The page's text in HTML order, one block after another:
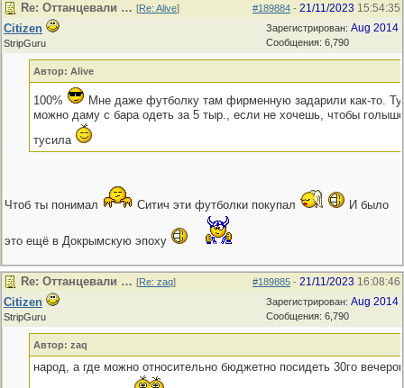
#189884 - 21/11/2023 15:54:35
Re: Оттанцевали … [Re: Alive]
Зарегистрирован: Aug 2014
Сообщения: 6,790
Citizen
StripGuru
Автор: Alive
100%
Мне даже футболку там фирменную задарили как-то.
можно даму с бара одеть за 5 тыр., если не хочешь, чтобы
тусила
Чтоб ты понимал Ситич эти футболки покупал И было
это ещё в Докрымскую эпоху
#189885 - 21/11/2023 16:08:46
Re: Оттанцевали … [Re: zaq]
Зарегистрирован: Aug 2014
Сообщения: 6,790
Citizen
StripGuru
Автор: zaq
народ, а где можно относительно бюджетно посидеть 30го